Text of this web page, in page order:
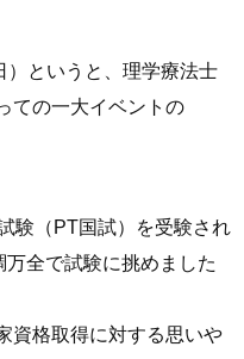
）というと、理学療法士
ての一大イベントの
験（PT国試）を受験され
全で試験に挑めました
資格取得に対する思いや